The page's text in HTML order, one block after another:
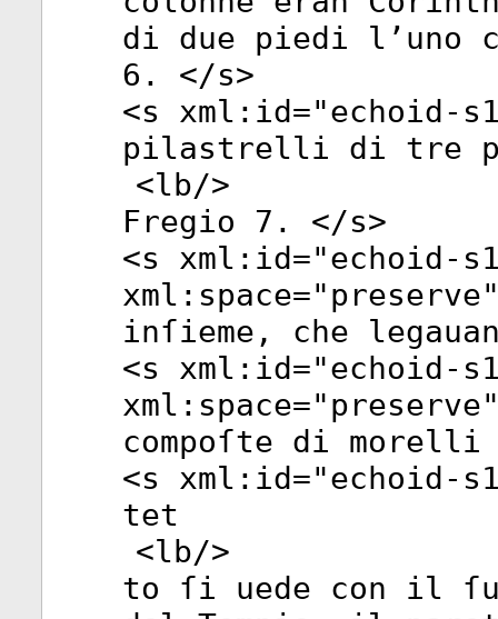
di due piedi l’uno
6. </s>
<s xml:id="echoid-
pilastrelli di tre
<lb/>
Fregio 7. </s>
<s xml:id="echoid-
xml:space="preserve
inſieme, che
<s xml:id="echoid-
xml:space="preserve
compoſte di
<s xml:id="echoid-
tet
<lb/>
to ſi uede con il